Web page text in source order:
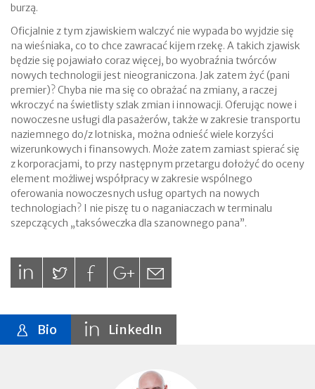
burzą.
Oficjalnie z tym zjawiskiem walczyć nie wypada bo wyjdzie się
na wieśniaka, co to chce zawracać kijem rzekę. A takich zjawisk
będzie się pojawiało coraz więcej, bo wyobraźnia twórców
nowych technologii jest nieograniczona. Jak zatem żyć (pani
premier)? Chyba nie ma się co obrażać na zmiany, a raczej
wkroczyć na świetlisty szlak zmian i innowacji. Oferując nowe i
nowoczesne usługi dla pasażerów, także w zakresie transportu
naziemnego do/z lotniska, można odnieść wiele korzyści
wizerunkowych i finansowych. Może zatem zamiast spierać się
z korporacjami, to przy następnym przetargu dołożyć do oceny
element możliwej współpracy w zakresie wspólnego
oferowania nowoczesnych usług opartych na nowych
technologiach? I nie piszę tu o naganiaczach w terminalu
szepczących „taksóweczka dla szanownego pana”.
Bio LinkedIn